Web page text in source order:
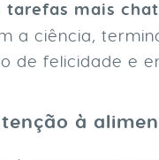
tarefas mais
a ciência,
de felicidade e
à